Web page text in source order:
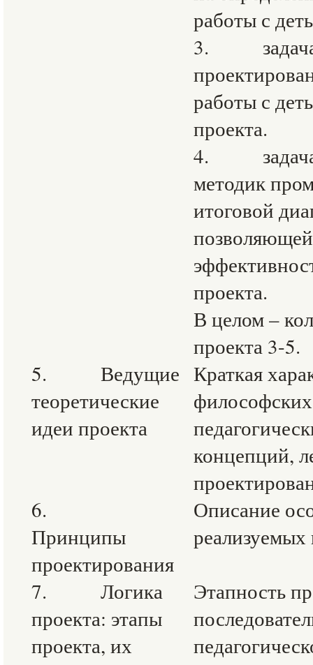
работы с
3. задача,
работы с
проекта.
4. задача
методик
итоговой
проекта.
В целом –
проекта 3-5.
5. Ведущие
теоретические
идеи проекта
Краткая
концепций,
6.
Принципы
проектирования
Описание
7. Логика
проекта: этапы
проекта, их
Этапность